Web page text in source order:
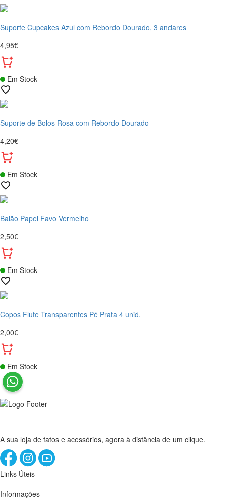
Suporte Cupcakes Azul com Rebordo Dourado, 3 andares
4,95€
Em Stock
Suporte de Bolos Rosa com Rebordo Dourado
4,20€
Em Stock
Balão Papel Favo Vermelho
2,50€
Em Stock
Copos Flute Transparentes Pé Prata 4 unid.
2,00€
Em Stock
A sua loja de fatos e acessórios, agora à distância de um clique.
Links Úteis
Informações